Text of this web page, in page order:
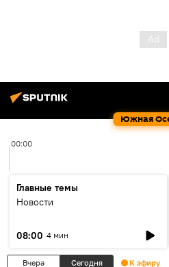
Южная
00:00
Главные темы
Новости
08:00 4 мин
Вчера Сегодня К эфиру